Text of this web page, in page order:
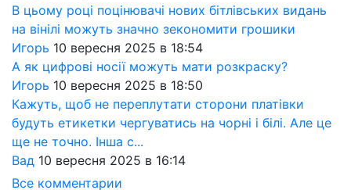
В цьому році поцінювачі нових бітлівських видань
на вінілі можуть значно зекономити грошики
Игорь 10 вересня 2025 в 18:54
А як цифрові носії можуть мати розкраску?
Игорь 10 вересня 2025 в 18:50
Кажуть, щоб не переплутати сторони платівки
будуть етикетки чергуватись на чорні і білі. Але це
ще не точно. Інша с...
Вад 10 вересня 2025 в 16:14
Все комментарии